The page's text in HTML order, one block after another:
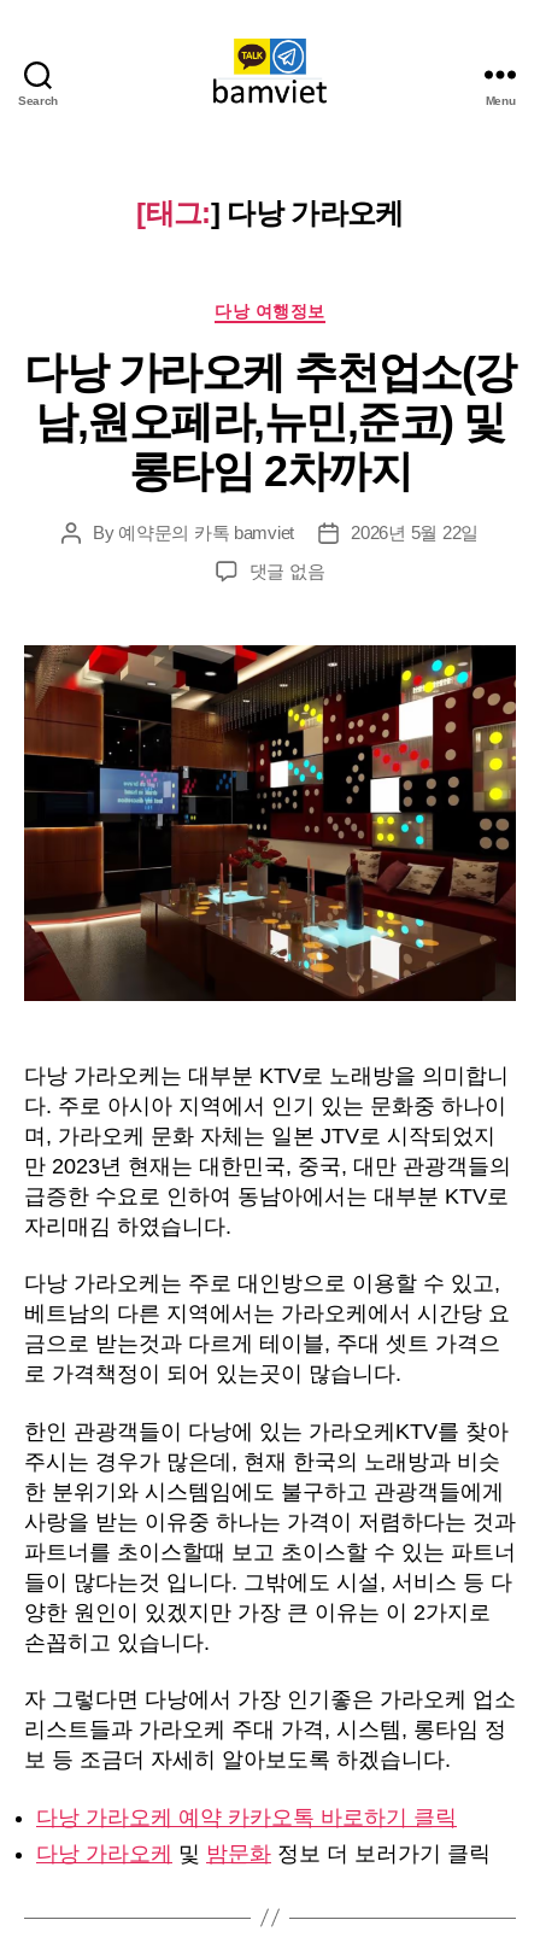
Search
라
오
황
투
어
Menu
[태그:] 다낭 가라오케
Categories
다낭 여행정보
다낭 가라오케 추천업소(강
남,원오페라,뉴민,준코) 및
롱타임 2차까지
PostBy 예약문의 카톡 bamviet
Post2026년 5월 22일
다
라
오
케
추
천
업
소
(강
남,
원
오
페
코)
및
롱
타
임
2
지
에
댓글 없음
다낭 가라오케는 대부분 KTV로 노래방을 의미합니
다. 주로 아시아 지역에서 인기 있는 문화중 하나이
며, 가라오케 문화 자체는 일본 JTV로 시작되었지
만 2023년 현재는 대한민국, 중국, 대만 관광객들의
급증한 수요로 인하여 동남아에서는 대부분 KTV로
자리매김 하였습니다.
다낭 가라오케는 주로 대인방으로 이용할 수 있고,
베트남의 다른 지역에서는 가라오케에서 시간당 요
금으로 받는것과 다르게 테이블, 주대 셋트 가격으
로 가격책정이 되어 있는곳이 많습니다.
한인 관광객들이 다낭에 있는 가라오케KTV를 찾아
주시는 경우가 많은데, 현재 한국의 노래방과 비슷
한 분위기와 시스템임에도 불구하고 관광객들에게
사랑을 받는 이유중 하나는 가격이 저렴하다는 것과
파트너를 초이스할때 보고 초이스할 수 있는 파트너
들이 많다는것 입니다. 그밖에도 시설, 서비스 등 다
양한 원인이 있겠지만 가장 큰 이유는 이 2가지로
손꼽히고 있습니다.
자 그렇다면 다낭에서 가장 인기좋은 가라오케 업소
리스트들과 가라오케 주대 가격, 시스템, 롱타임 정
보 등 조금더 자세히 알아보도록 하겠습니다.
다낭 가라오케 예약 카카오톡 바로하기 클릭
다낭 가라오케 및 밤문화 정보 더 보러가기 클릭